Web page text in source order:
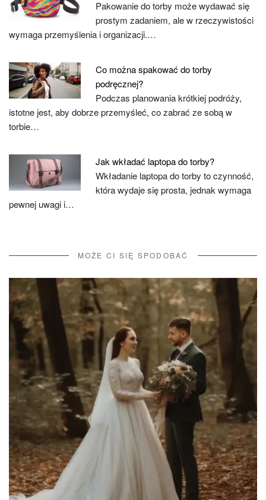
Pakowanie do torby może wydawać się
prostym zadaniem, ale w rzeczywistości
wymaga przemyślenia i organizacji.…
Co można spakować do torby
podręcznej?
Podczas planowania krótkiej podróży,
istotne jest, aby dobrze przemyśleć, co zabrać ze sobą w
torbie…
Jak wkładać laptopa do torby?
Wkładanie laptopa do torby to czynność,
która wydaje się prosta, jednak wymaga
pewnej uwagi i…
MOŻE CI SIĘ SPODOBAĆ